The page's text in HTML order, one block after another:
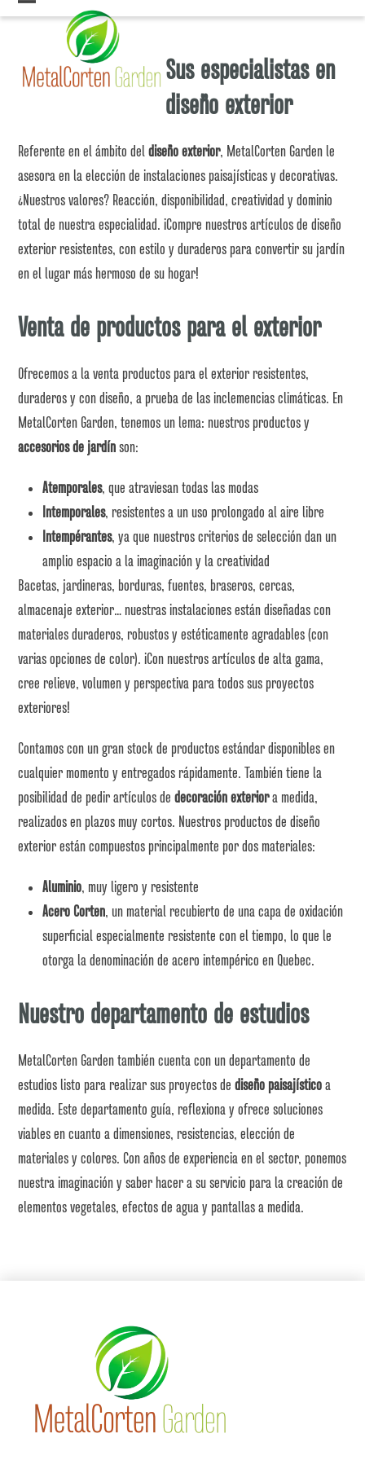
Open
menu
Close
menu
Sus especialistas en
diseño exterior
Referente en el ámbito deldiseño exterior, MetalCorten Garden le
asesora en la elección de instalaciones paisajísticas y decorativas.
¿Nuestros valores? Reacción, disponibilidad, creatividad y dominio
total de nuestra especialidad. ¡Compre nuestros artículos de diseño
exterior resistentes, con estilo y duraderos para convertir su jardín
en el lugar más hermoso de su hogar!
Venta de productos para el exterior
Ofrecemos a la venta productos para el exterior resistentes,
duraderos y con diseño, a prueba de las inclemencias climáticas. En
MetalCorten Garden, tenemos un lema: nuestros productos y
accesorios de jardín son:
Atemporales, que atraviesan todas las modas
Intemporales, resistentes a un uso prolongado al aire libre
Intempérantes, ya que nuestros criterios de selección dan un
amplio espacio a la imaginación y la creatividad
Bacetas, jardineras, borduras, fuentes, braseros, cercas,
almacenaje exterior… nuestras instalaciones están diseñadas con
materiales duraderos, robustos y estéticamente agradables (con
varias opciones de color). ¡Con nuestros artículos de alta gama,
cree relieve, volumen y perspectiva para todos sus proyectos
exteriores!
Contamos con un gran stock de productos estándar disponibles en
cualquier momento y entregados rápidamente. También tiene la
posibilidad de pedir artículos dedecoración exteriora medida,
realizados en plazos muy cortos. Nuestros productos de diseño
exterior están compuestos principalmente por dos materiales:
Aluminio, muy ligero y resistente
Acero Corten, un material recubierto de una capa de oxidación
superficial especialmente resistente con el tiempo, lo que le
otorga la denominación de acero intempérico en Quebec.
Nuestro departamento de estudios
MetalCorten Garden también cuenta con un departamento de
estudios listo para realizar sus proyectos dediseño paisajístico a
medida. Este departamento guía, reflexiona y ofrece soluciones
viables en cuanto a dimensiones, resistencias, elección de
materiales y colores. Con años de experiencia en el sector, ponemos
nuestra imaginación y saber hacer a su servicio para la creación de
elementos vegetales, efectos de agua y pantallas a medida.